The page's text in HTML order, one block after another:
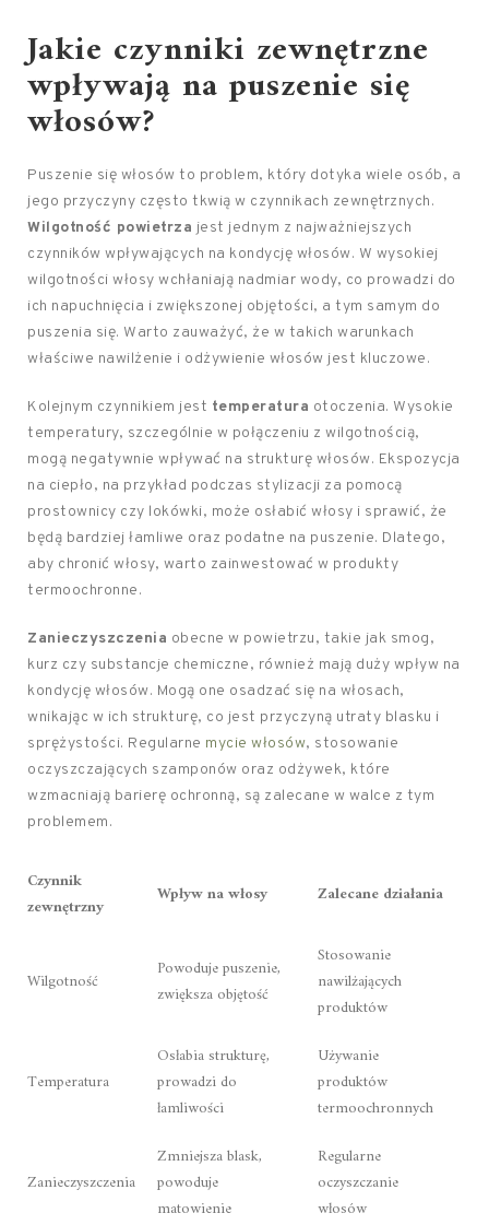
Jakie czynniki zewnętrzne
wpływają na puszenie się
włosów?
Puszenie się włosów to problem, który dotyka wiele osób, a
jego przyczyny często tkwią w czynnikach zewnętrznych.
Wilgotność powietrza jest jednym z najważniejszych
czynników wpływających na kondycję włosów. W wysokiej
wilgotności włosy wchłaniają nadmiar wody, co prowadzi do
ich napuchnięcia i zwiększonej objętości, a tym samym do
puszenia się. Warto zauważyć, że w takich warunkach
właściwe nawilżenie i odżywienie włosów jest kluczowe.
Kolejnym czynnikiem jest temperatura otoczenia. Wysokie
temperatury, szczególnie w połączeniu z wilgotnością,
mogą negatywnie wpływać na strukturę włosów. Ekspozycja
na ciepło, na przykład podczas stylizacji za pomocą
prostownicy czy lokówki, może osłabić włosy i sprawić, że
będą bardziej łamliwe oraz podatne na puszenie. Dlatego,
aby chronić włosy, warto zainwestować w produkty
termoochronne.
Zanieczyszczenia obecne w powietrzu, takie jak smog,
kurz czy substancje chemiczne, również mają duży wpływ na
kondycję włosów. Mogą one osadzać się na włosach,
wnikając w ich strukturę, co jest przyczyną utraty blasku i
sprężystości. Regularne mycie włosów, stosowanie
oczyszczających szamponów oraz odżywek, które
wzmacniają barierę ochronną, są zalecane w walce z tym
problemem.
Czynnik
zewnętrzny
Wpływ na włosy Zalecane działania
Wilgotność
Powoduje puszenie,
zwiększa objętość
Stosowanie
nawilżających
produktów
Temperatura
Osłabia strukturę,
prowadzi do
łamliwości
Używanie
produktów
termoochronnych
Zanieczyszczenia
Zmniejsza blask,
powoduje
matowienie
Regularne
oczyszczanie
włosów